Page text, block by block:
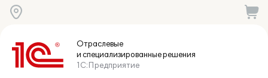
Отраслевые
и специализированныерешения
1С:Предприятие